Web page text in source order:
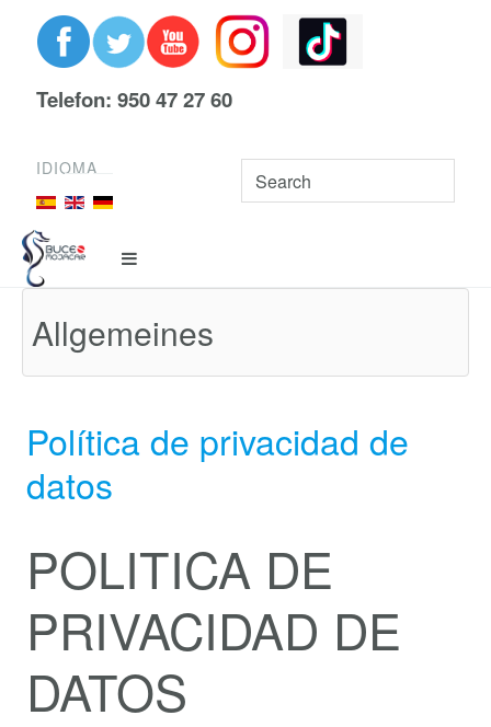
Telefon: 950 47 27 60
IDIOMA
Allgemeines
Política de privacidad de
datos
POLITICA DE
PRIVACIDAD DE
DATOS